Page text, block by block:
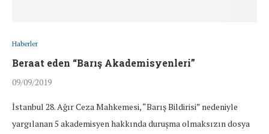
Haberler
Beraat eden “Barış Akademisyenleri”
09/09/2019
İstanbul 28. Ağır Ceza Mahkemesi, “Barış Bildirisi” nedeniyle
yargılanan 5 akademisyen hakkında duruşma olmaksızın dosya